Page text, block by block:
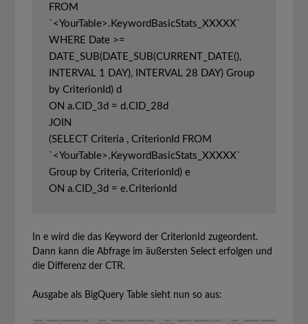
FROM
`<YourTable>.KeywordBasicStats_XXXXX`
WHERE Date >=
DATE_SUB(DATE_SUB(CURRENT_DATE(),
INTERVAL 1 DAY), INTERVAL 28 DAY) Group
by CriterionId) d
ON a.CID_3d = d.CID_28d
JOIN
(SELECT Criteria , CriterionId FROM
`<YourTable>.KeywordBasicStats_XXXXX`
Group by Criteria, CriterionId) e
In e wird die das Keyword der CriterionId zugeordent.
Dann kann die Abfrage im äußersten Select erfolgen und
die Differenz der CTR.
Ausgabe als BigQuery Table sieht nun so aus: